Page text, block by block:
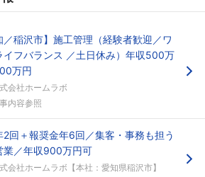
／稲沢市】施工管理（経験者歓迎／ワ
イフバランス ／土日休み）年収500万
万円
会社ホームラボ
内容参照
2回＋報奨金年6回／集客・事務も担う
業／年収900万円可
会社ホームラボ【本社：愛知県稲沢市】